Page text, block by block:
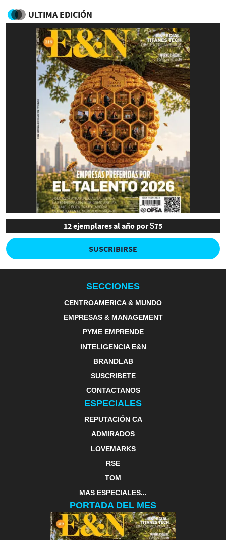
ULTIMA EDICIÓN
12 ejemplares al año por $75
SUSCRIBIRSE
SECCIONES
CENTROAMERICA & MUNDO
EMPRESAS & MANAGEMENT
PYME EMPRENDE
INTELIGENCIA E&N
BRANDLAB
SUSCRIBETE
CONTACTANOS
ESPECIALES
REPUTACIÓN CA
ADMIRADOS
LOVEMARKS
RSE
TOM
MAS ESPECIALES...
PORTADA DEL MES